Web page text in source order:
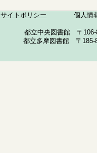
サイトポリシー 個人情
都立中央図書館 〒
都立多摩図書館 〒185-